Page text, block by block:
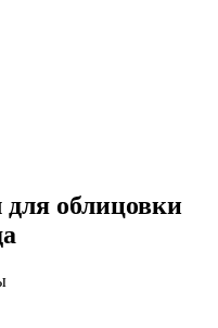
облицовки